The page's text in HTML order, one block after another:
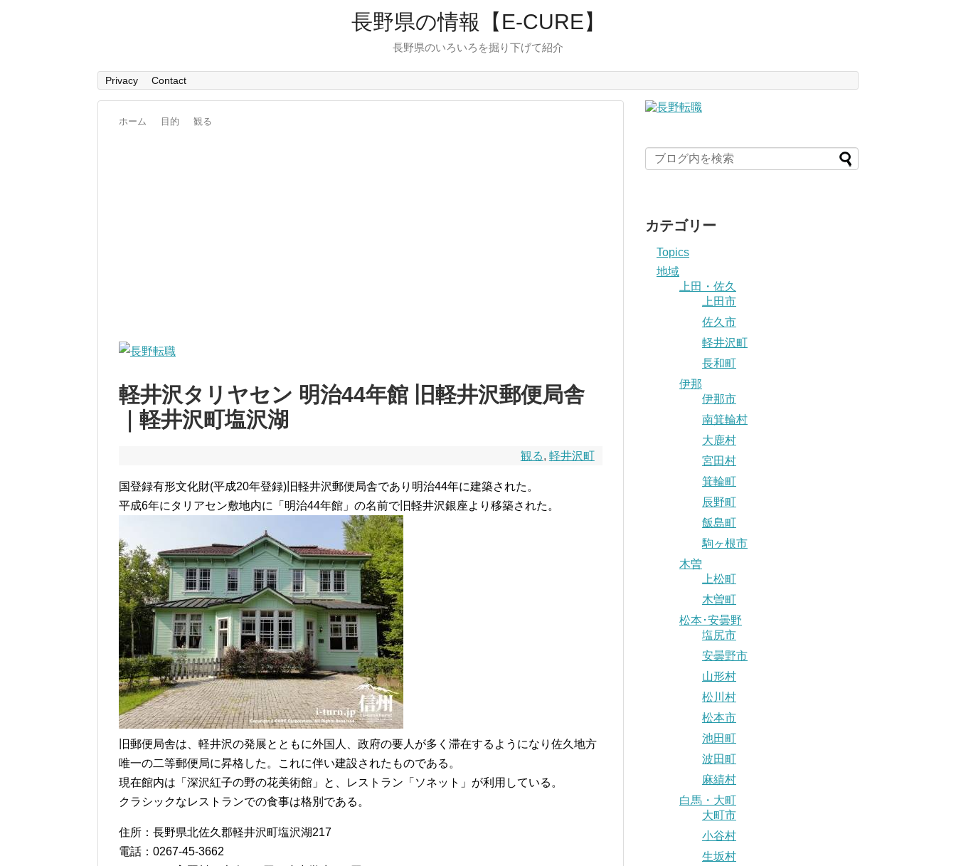
長野県の情報【E-CURE】
長野県のいろいろを掘り下げて紹介
Privacy Contact
ホーム 目的 観る
軽井沢タリヤセン 明治44年館 旧軽井沢郵便局舎
｜軽井沢町塩沢湖
観る, 軽井沢町
国登録有形文化財(平成20年登録)旧軽井沢郵便局舎であり明治44年に建築された。
平成6年にタリアセン敷地内に「明治44年館」の名前で旧軽井沢銀座より移築された。
旧郵便局舎は、軽井沢の発展とともに外国人、政府の要人が多く滞在するようになり佐久地方
唯一の二等郵便局に昇格した。これに伴い建設されたものである。
現在館内は「深沢紅子の野の花美術館」と、レストラン「ソネット」が利用している。
クラシックなレストランでの食事は格別である。
住所：長野県北佐久郡軽井沢町塩沢湖217
電話：0267-45-3662
カテゴリー
Topics
地域
上田・佐久
上田市
佐久市
軽井沢町
長和町
伊那
伊那市
南箕輪村
大鹿村
宮田村
箕輪町
辰野町
飯島町
駒ヶ根市
木曽
上松町
木曽町
松本･安曇野
塩尻市
安曇野市
山形村
松川村
松本市
池田町
波田町
麻績村
白馬・大町
大町市
小谷村
生坂村